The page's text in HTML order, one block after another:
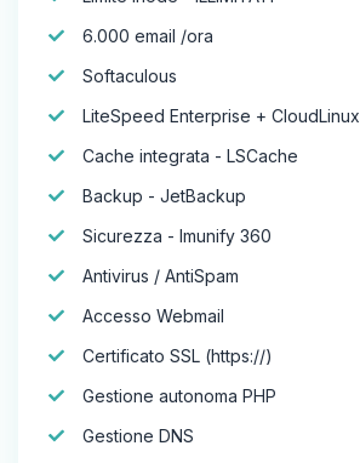
6.000 email /ora
Softaculous
LiteSpeed Enterprise + CloudLinux
Cache integrata - LSCache
Backup - JetBackup
Sicurezza - Imunify 360
Antivirus / AntiSpam
Accesso Webmail
Certificato SSL (https://)
Gestione autonoma PHP
Gestione DNS